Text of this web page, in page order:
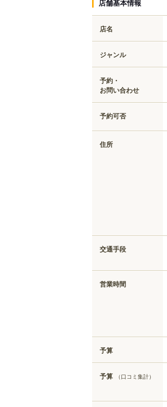
店舗基本情報
店名
ジャンル
予約・
お問い合わせ
予約可否
住所
交通手段
営業時間
予算
予算 （口コミ集計）